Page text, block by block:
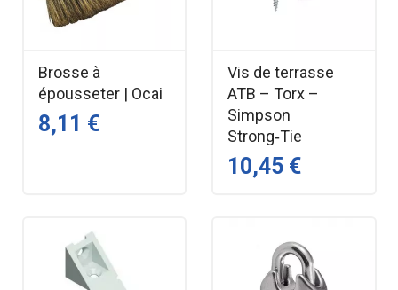
Brosse à
épousseter | Ocai
8,11 €
Vis de terrasse
ATB – Torx –
Simpson
Strong‑Tie
10,45 €